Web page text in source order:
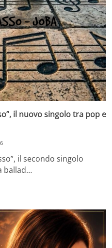
il nuovo singolo tra pop e
il secondo singolo
ballad…